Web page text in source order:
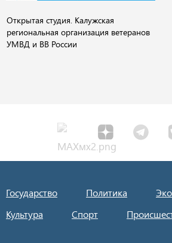
Открытая студия. Калужская
региональная организация ветеранов
УМВД и ВВ России
Государство Политика
Культура
Спорт